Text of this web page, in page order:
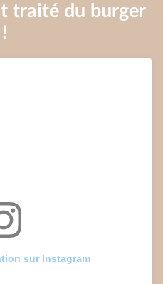
traité du burger
sur Instagram